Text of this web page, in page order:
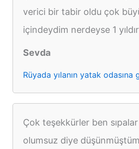
verici bir tabir oldu çok
içindeydim nerdeyse 1 yıldır
Sevda
Rüyada yılanın yatak odasına
Çok teşekkürler ben
olumsuz diye